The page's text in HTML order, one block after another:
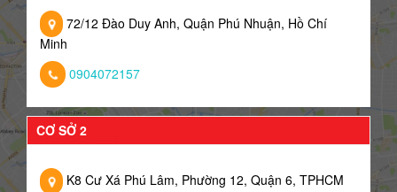
72/12 Đào Duy Anh, Quận Phú Nhuận, Hồ Chí
Minh
0904072157
CƠ SỞ 2
K8 Cư Xá Phú Lâm, Phường 12, Quận 6, TPHCM